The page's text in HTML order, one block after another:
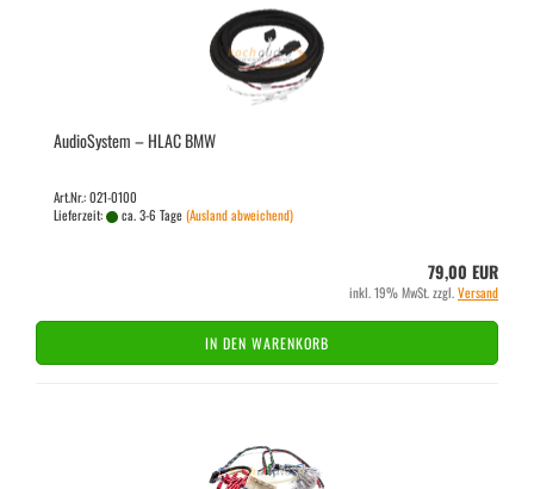
Au­dio­Sys­tem – HLAC BMW
Art.Nr.: 021-0100
Lieferzeit:
ca. 3-6 Tage(Ausland abweichend)
79,00 EUR
inkl. 19% MwSt. zzgl.Versand
IN DEN WARENKORB